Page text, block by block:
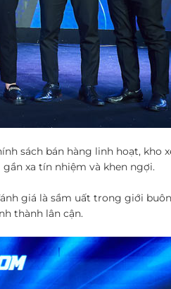
sách bán hàng linh hoạt, kho
xa tín nhiệm và khen ngợi.
giá là sầm uất trong giới
thành lân cận.